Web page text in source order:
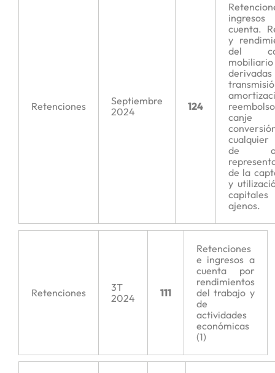
Retenciones
Septiembre
2024
124
cuenta.
y
del
mobiliario
de
de la
y
capitales
ajenos.
Retenciones
3T
2024
111
Retenciones
e ingresos a
cuenta por
rendimientos
del trabajo y
de
actividades
económicas
(1)